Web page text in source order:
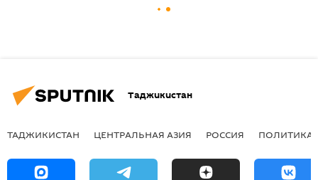
Таджикистан
ТАДЖИКИСТАН ЦЕНТРАЛЬНАЯ АЗИЯ РОССИЯ ПОЛИТИКА